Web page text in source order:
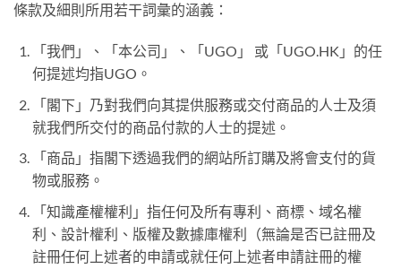
條款及細則所用若干詞彙的涵義：
「我們」、「本公司」、「UGO」 或「UGO.HK」的任
何提述均指UGO。
「閣下」乃對我們向其提供服務或交付商品的人士及須
就我們所交付的商品付款的人士的提述。
「商品」指閣下透過我們的網站所訂購及將會支付的貨
物或服務。
「知識產權權利」指任何及所有專利、商標、域名權
利、設計權利、版權及數據庫權利（無論是否已註冊及
註冊任何上述者的申請或就任何上述者申請註冊的權